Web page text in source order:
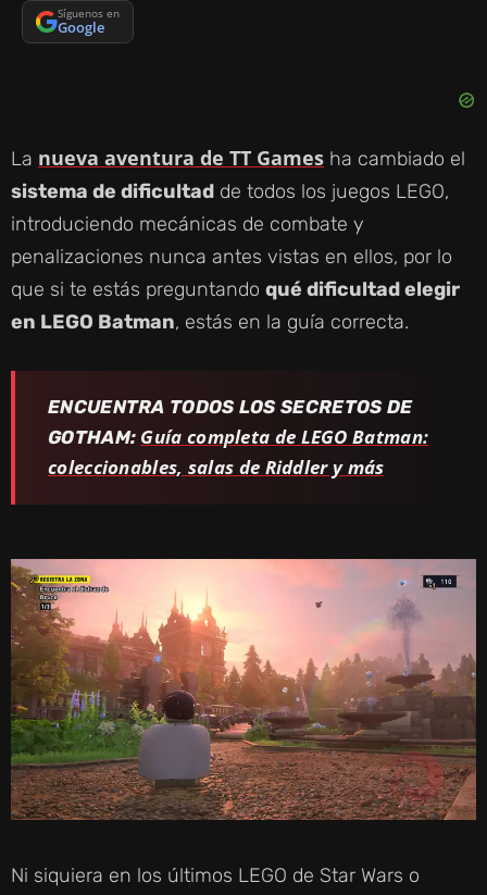
Síguenos en
Google
La nueva aventura de TT Games ha cambiado el
sistema de dificultad de todos los juegos LEGO,
introduciendo mecánicas de combate y
penalizaciones nunca antes vistas en ellos, por lo
que si te estás preguntando qué dificultad elegir
en LEGO Batman, estás en la guía correcta.
ENCUENTRA TODOS LOS SECRETOS DE
GOTHAM: Guía completa de LEGO Batman:
coleccionables, salas de Riddler y más
Ni siquiera en los últimos LEGO de Star Wars o